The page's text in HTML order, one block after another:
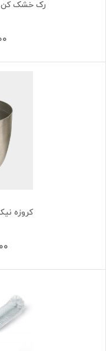
رک خشک کن
کروزه نیکلی 50 میلی